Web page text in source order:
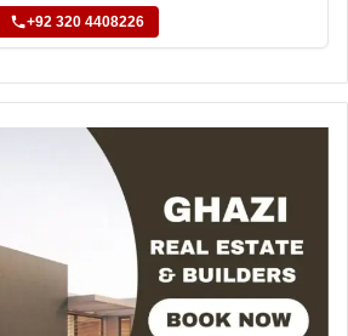
+92 320 4408226